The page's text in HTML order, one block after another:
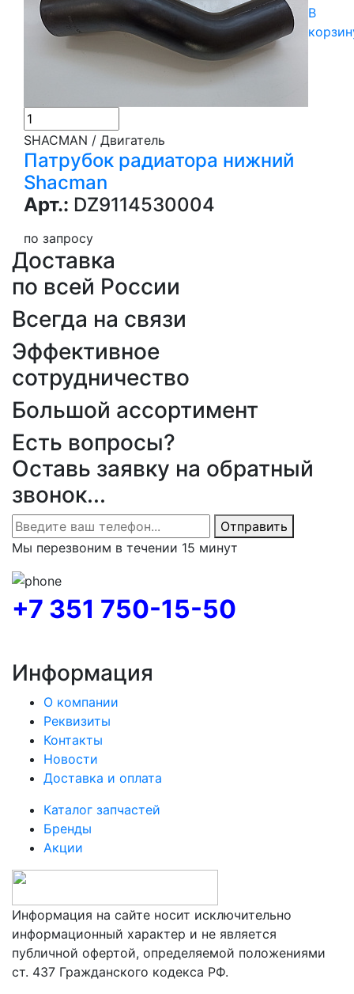
В
SHACMAN / Двигатель
Патрубок радиатора нижний
Shacman
Арт.: DZ9114530004
по запросу
Доставка
по всей России
Всегда на связи
Эффективное
сотрудничество
Большой ассортимент
Информация на сайте носит исключительно
информационный характер и не является
публичной офертой, определяемой положениями
ст. 437 Гражданского кодекса РФ.
Есть вопросы?
Оставь заявку на обратный
звонок...
Отправить
Мы перезвоним в течении 15 минут
+7 351 750-15-50
Информация
О компании
Реквизиты
Контакты
Новости
Доставка и оплата
Каталог запчастей
Бренды
Акции